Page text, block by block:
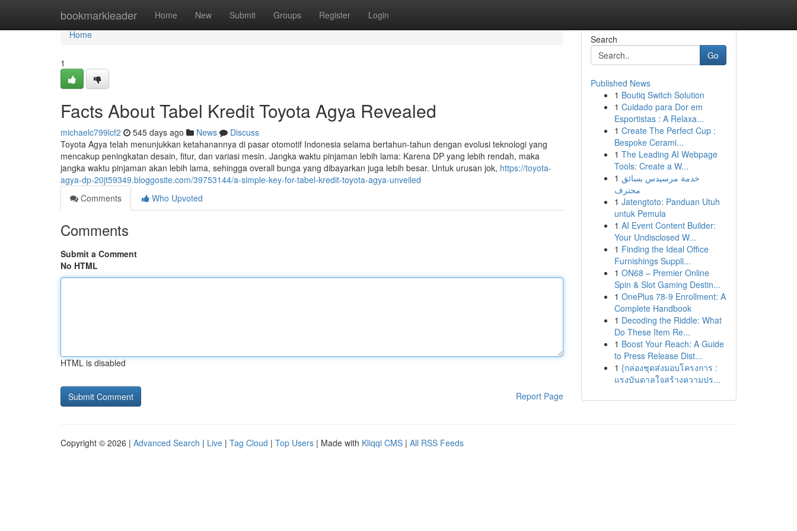
bookmarkleader Home New Submit Groups Register Login
Home
Home
1
Facts About Tabel Kredit Toyota Agya Revealed
michaelc799lcf2 545 days ago News
Discuss
Toyota Agya telah menunjukkan ketahanannya di pasar otomotif Indonesia selama bertahun-tahun dengan evolusi teknologi yang
mencakup peningkatan desain, fitur, dan variasi mesin. Jangka waktu pinjaman lebih lama: Karena DP yang lebih rendah, maka
jangka waktu pinjaman akan lebih lama, sehingga overall bunga yang dibayarkan juga lebih besar. Untuk urusan jok, https://toyota-
agya-dp-20jt59349.bloggosite.com/39753144/a-simple-key-for-tabel-kredit-toyota-agya-unveiled
Comments
Who Upvoted
Comments
Submit a Comment
No HTML
HTML is disabled
Report Page
Search
Go
Published News
1 Boutiq Switch Solution
1 Cuidado para Dor em
Esportistas : A Relaxa...
1 Create The Perfect Cup :
Bespoke Cerami...
1 The Leading AI Webpage
Tools: Create a W...
1 خدمة مرسيدس بسائق
محترف
1 Jatengtoto: Panduan Utuh
untuk Pemula
1 AI Event Content Builder:
Your Undisclosed W...
1 Finding the Ideal Office
Furnishings Suppli...
1 ON68 – Premier Online
Spin & Slot Gaming Destin...
1 OnePlus 78-9 Enrollment: A
Complete Handbook
1 Decoding the Riddle: What
Do These Item Re...
1 Boost Your Reach: A Guide
to Press Release Dist...
1 {กล่องชุดส่งมอบโครงการ :
แรงบันดาลใจสร้างความปร...
Copyright © 2026 | Advanced Search | Live | Tag Cloud | Top Users | Made with Kliqqi CMS | All RSS Feeds